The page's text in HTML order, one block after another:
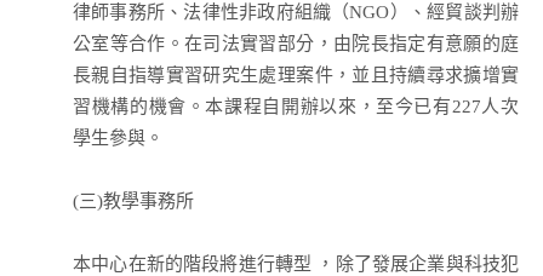
律師事務所、法律性非政府組織（NGO）、經貿談判辦
公室等合作。在司法實習部分，由院長指定有意願的庭
長親自指導實習研究生處理案件，並且持續尋求擴增實
習機構的機會。本課程自開辦以來，至今已有227人次
學生參與。
(三)教學事務所
本中心在新的階段將進行轉型 ，除了發展企業與科技犯